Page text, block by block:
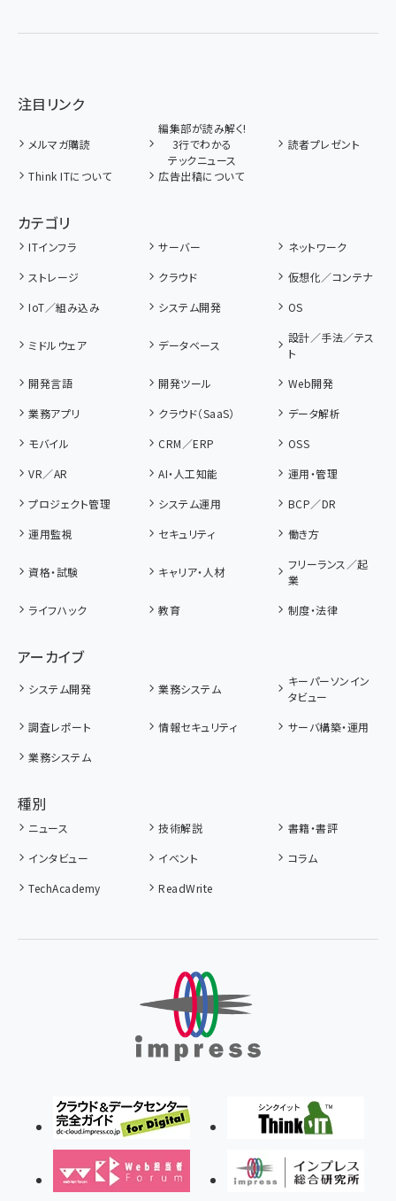
注目リンク
メルマガ購読
編集部が読み解く!
3行でわかる
テックニュース
読者プレゼント
Think ITについて 広告出稿について
カテゴリ
ITインフラ サーバー
ネットワーク
ストレージ
クラウド
仮想化／コンテナ
IoT／組み込み
システム開発 OS
ミドルウェア データベース
設計／手法／テス
ト
開発言語
開発ツール
Web開発
業務アプリ
クラウド（SaaS）
データ解析
モバイル
CRM／ERP
OSS
VR／AR
AI・人工知能
運用・管理
プロジェクト管理
システム運用
BCP／DR
運用監視
セキュリティ 働き方
資格・試験 キャリア・人材
フリーランス／起
業
ライフハック
教育 制度・法律
アーカイブ
システム開発 業務システム
キーパーソンイン
タビュー
調査レポート
情報セキュリティ
サーバ構築・運用
業務システム
種別
ニュース 技術解説
書籍・書評
インタビュー
イベント
コラム
TechAcademy
ReadWrite